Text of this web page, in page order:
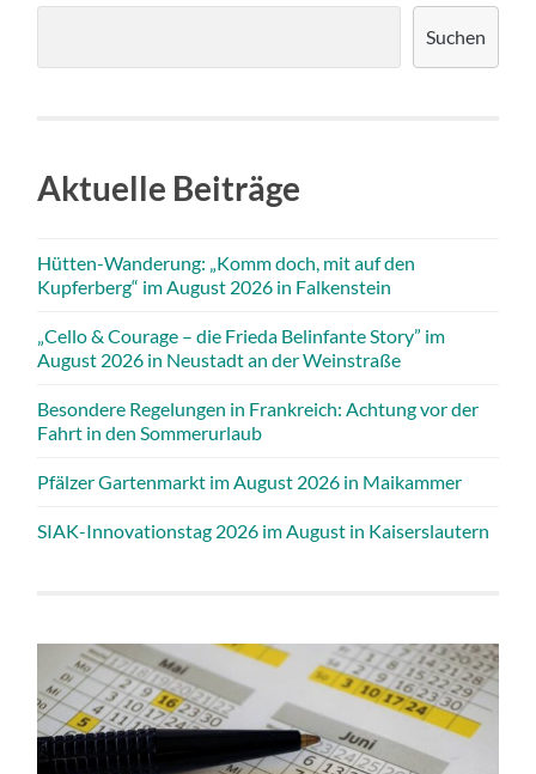
Suchen
Aktuelle Beiträge
Hütten-Wanderung: „Komm doch, mit auf den
Kupferberg“ im August 2026 in Falkenstein
„Cello & Courage – die Frieda Belinfante Story” im
August 2026 in Neustadt an der Weinstraße
Besondere Regelungen in Frankreich: Achtung vor der
Fahrt in den Sommerurlaub
Pfälzer Gartenmarkt im August 2026 in Maikammer
SIAK-Innovationstag 2026 im August in Kaiserslautern